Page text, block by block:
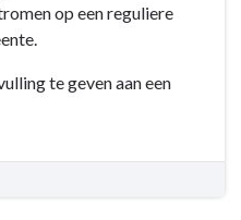
op een reguliere
te geven aan een